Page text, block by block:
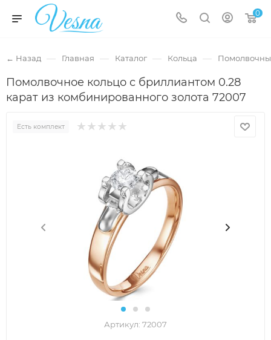
0
← Назад — Главная — Каталог — Кольца —
Помолвочное кольцо с бриллиантом 0.28
карат из комбинированного золота 72007
Есть комплект
Артикул: 72007